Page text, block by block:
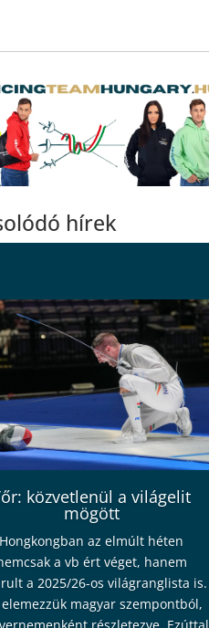
hírek
közvetlenül a világelit
mögött
Hongkongban az elmúlt héten
a vb ért véget, hanem
a 2025/26-os világranglista is.
elemezzük magyar szempontból,